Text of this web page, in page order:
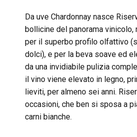
Da uve Chardonnay nasce
bollicine del panorama
per il superbo profilo olfattivo
dolci), e per la beva soave ed
da una invidiabile pulizia
il vino viene elevato in legno,
lieviti, per almeno sei anni.
occasioni, che ben si sposa a
carni bianche.